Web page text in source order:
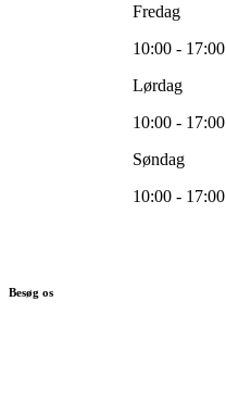
Fredag
10:00 - 17:00
Lørdag
10:00 - 17:00
Søndag
10:00 - 17:00
Besøg os